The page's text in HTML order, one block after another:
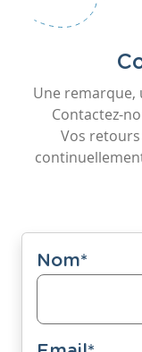
Une remarque,
Contactez-
Vos
Nom*